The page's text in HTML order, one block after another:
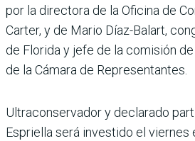
por la directora de la Oficina de
Carter, y de Mario Díaz-Balart,
de Florida y jefe de la comisión
de la Cámara de Representantes.
Ultraconservador y declarado
Espriella será investido el viernes